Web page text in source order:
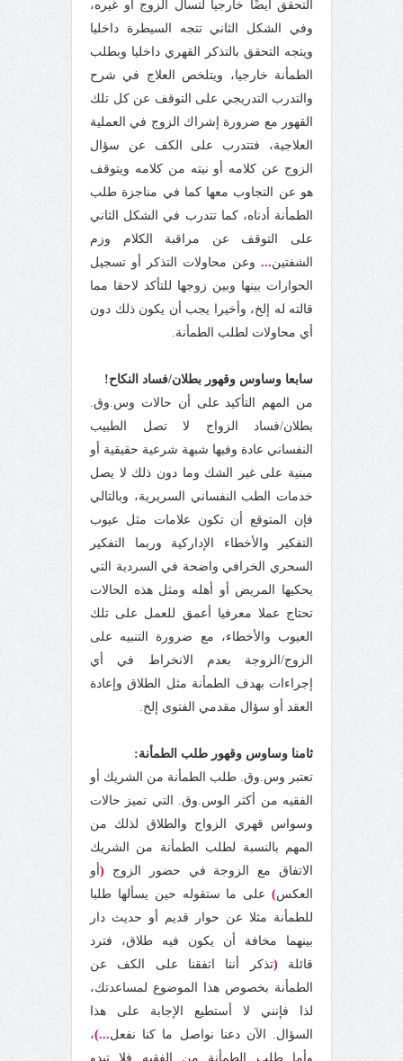
التحقق أيضًا خارجيا لتسأل الزوج أو غيره،
وفي الشكل الثاني تتجه السيطرة داخليا
ويتجه التحقق بالتذكر القهري داخليا وبطلب
الطمأنة خارجيا، ويتلخص العلاج في شرح
والتدرب التدريجي على التوقف عن كل تلك
القهور مع ضرورة إشراك الزوج في العملية
العلاجية، فتتدرب على الكف عن سؤال
الزوج عن كلامه أو نيته من كلامه ويتوقف
هو عن التجاوب معها كما في مناجزة طلب
الطمأنة أدناه، كما تتدرب في الشكل الثاني
على التوقف عن مراقبة الكلام وزم
الشفتين... وعن محاولات التذكر أو تسجيل
الحوارات بينها وبين زوجها للتأكد لاحقا مما
قالته له إلخ، وأخيرا يجب أن يكون ذلك دون
أي محاولات لطلب الطمأنة.
سابعا وساوس وقهور بطلان/فساد النكاح!
من المهم التأكيد على أن حالات وس.وق.
بطلان/فساد الزواج لا تصل الطبيب
النفساني عادة وفيها شبهة شرعية حقيقية أو
مبنية على غير الشك وما دون ذلك لا يصل
خدمات الطب النفساني السريرية، وبالتالي
فإن المتوقع أن تكون علامات مثل عيوب
التفكير والأخطاء الإداركية وربما التفكير
السحري الخرافي واضحة في السردية التي
يحكيها المريض أو أهله ومثل هذه الحالات
تحتاج عملا معرفيا أعمق للعمل على تلك
العيوب والأخطاء، مع ضرورة التنبيه على
الزوج/الزوجة بعدم الانخراط في أي
إجراءات بهدف الطمأنة مثل الطلاق وإعادة
العقد أو سؤال مقدمي الفتوى إلخ.
ثامنا وساوس وقهور طلب الطمأنة:
تعتبر وس.وق. طلب الطمأنة من الشريك أو
الفقيه من أكثر الوس.وق. التي تميز حالات
وسواس قهري الزواج والطلاق لذلك من
المهم بالنسبة لطلب الطمأنة من الشريك
الاتفاق مع الزوجة في حضور الزوج (أو
العكس) على ما ستقوله حين يسألها طلبا
للطمأنة مثلا عن حوار قديم أو حديث دار
بينهما مخافة أن يكون فيه طلاق، فترد
قائلة (تذكر أننا اتفقنا على الكف عن
الطمأنة بخصوص هذا الموضوع لمساعدتك،
لذا فإنني لا أستطيع الإجابة على هذا
السؤال. الآن دعنا نواصل ما كنا نفعل...)،
وأما طلب الطمأنة من الفقيه فلا تبدو